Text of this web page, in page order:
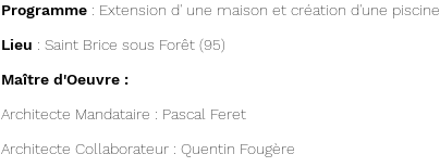
Programme : Extension d' une maison et création d'une piscine
Lieu : Saint Brice sous Forêt (95)
Maître d'Oeuvre :
Architecte Mandataire : Pascal Feret
Architecte Collaborateur : Quentin Fougère